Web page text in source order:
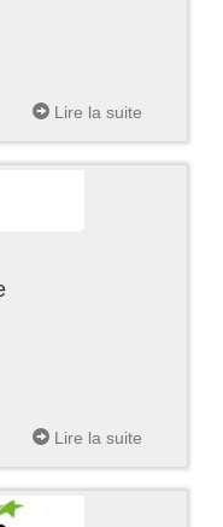
Lire la suite
Lire la suite